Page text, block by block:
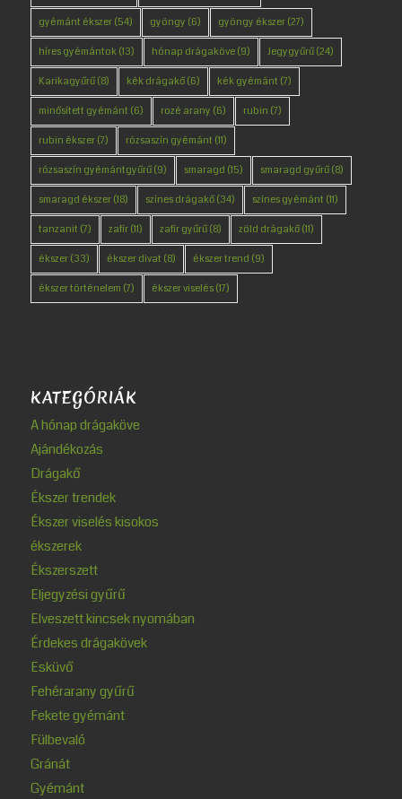
gyémánt ékszer(54) gyöngy (6) gyöngy ékszer(27)
híres gyémántok(13) hónap drágaköve(9) Jegygyűrű(24)
Karikagyűrű(8) kék drágakő(6) kék gyémánt (7)
minősített gyémánt (6) rozé arany (6) rubin (7)
rubin ékszer(7) rózsaszín gyémánt (11)
rózsaszín gyémántgyűrű(9) smaragd (15) smaragd gyűrű(8)
smaragd ékszer(18) színes drágakő(34) színes gyémánt (11)
tanzanit (7) zafír(11) zafír gyűrű(8) zöld drágakő(11)
ékszer(33) ékszer divat (8) ékszer trend (9)
ékszer történelem (7) ékszer viselés(17)
KATEGÓRIÁK
A hónap drágaköve
Ajándékozás
Drágakő
Ékszer trendek
Ékszer viselés kisokos
ékszerek
Ékszerszett
Eljegyzési gyűrű
Elveszett kincsek nyomában
Érdekes drágakövek
Esküvő
Fehérarany gyűrű
Fekete gyémánt
Fülbevaló
Gránát
Gyémánt